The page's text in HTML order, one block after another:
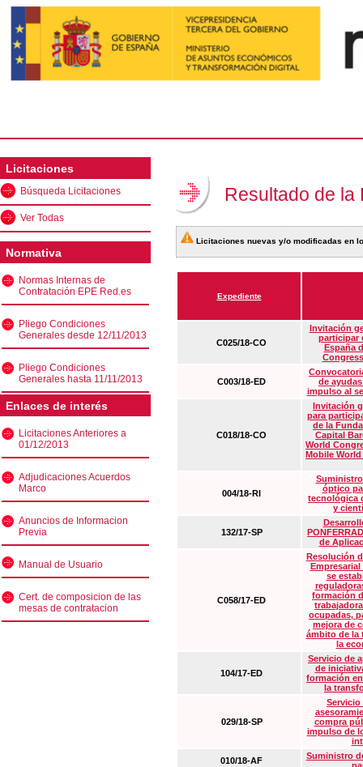
Licitaciones
Búsqueda Licitaciones
Ver Todas
Normativa
Normas Internas de
Contratación EPE Red.es
Pliego Condiciones
Generales desde 12/11/2013
Pliego Condiciones
Generales hasta 11/11/2013
Enlaces de interés
Licitaciones Anteriores a
01/12/2013
Adjudicaciones Acuerdos
Marco
Anuncios de Informacion
Previa
Manual de Usuario
Cert. de composicion de las
mesas de contratacion
Resultado de la
Licitaciones nuevas y/o modificadas en
Expediente
C025/18-CO
Invitación
participar
España
C003/18-ED
de
impulso al
C018/18-CO
Invitación
para
de la
Capital
World
Mobile
004/18-RI
óptico
tecnológica
y
132/17-SP
de
C058/17-ED
Resolución
Empresarial
se
formación
ocupadas,
mejora de
ámbito de la
la
104/17-ED
Servicio de
de
formación
la
029/18-SP
Servicio
compra
impulso de
010/18-AF
Suministro